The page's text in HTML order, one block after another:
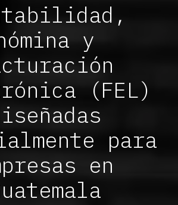
y
(FEL)
para
en